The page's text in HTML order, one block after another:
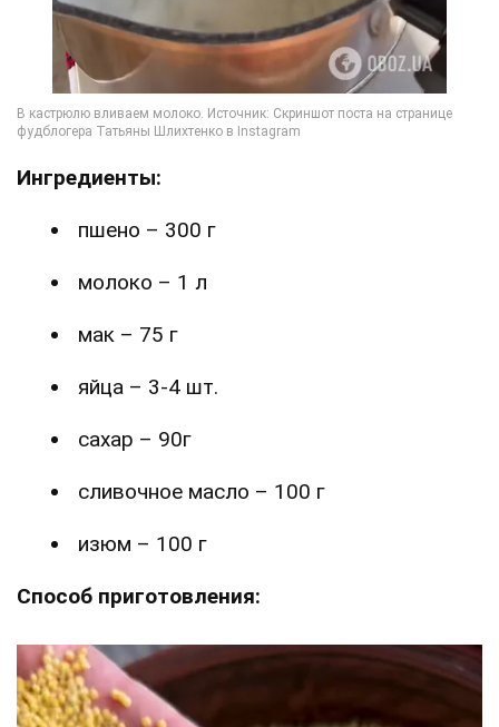
Ингредиенты:
пшено – 300 г
молоко – 1 л
мак – 75 г
яйца – 3-4 шт.
сахар – 90г
сливочное масло – 100 г
изюм – 100 г
Способ приготовления: